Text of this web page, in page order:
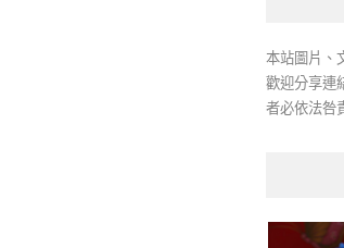
本站圖片、
歡迎分享連
者必依法咎